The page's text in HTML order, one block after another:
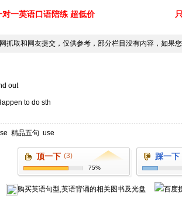
对一英语口语陪练 超低价
抓取和网友提交，仅供参考，部分栏目没有内容，如果
out
to do sth
精品五句 use
顶一下 (3)
75%
踩一下
购买英语句型,英语背诵的相关图书及光盘